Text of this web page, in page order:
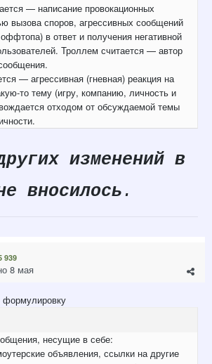
— написание провокационных
вызова споров, агрессивных сообщений
в ответ и получения негативной
Троллем считается — автор
— агрессивная (гневная) реакция на
то тему (игру, компанию, личность и
отходом от обсуждаемой темы
изменений в
вносилось.
939
8 мая
формулировку
несущие в себе:
объявления, ссылки на другие